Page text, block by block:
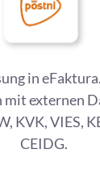
in
externen
KVK, VIES,
CEIDG.